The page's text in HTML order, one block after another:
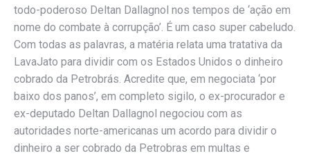
todo-poderoso Deltan Dallagnol nos tempos de ‘ação em
nome do combate à corrupção’. É um caso super cabeludo.
Com todas as palavras, a matéria relata uma tratativa da
LavaJato para dividir com os Estados Unidos o dinheiro
cobrado da Petrobrás. Acredite que, em negociata ‘por
baixo dos panos’, em completo sigilo, o ex-procurador e
ex-deputado Deltan Dallagnol negociou com as
autoridades norte-americanas um acordo para dividir o
dinheiro a ser cobrado da Petrobras em multas e